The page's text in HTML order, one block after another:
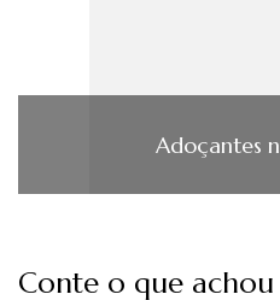
Adoçantes
Conte o que